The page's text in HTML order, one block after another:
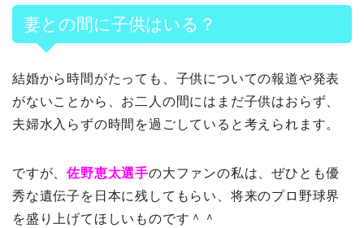
妻との間に子供はいる？
結婚から時間がたっても、子供についての報道や発表
がないことから、お二人の間にはまだ子供はおらず、
夫婦水入らずの時間を過ごしていると考えられます。
ですが、佐野恵太選手の大ファンの私は、ぜひとも優
秀な遺伝子を日本に残してもらい、将来のプロ野球界
を盛り上げてほしいものです＾＾